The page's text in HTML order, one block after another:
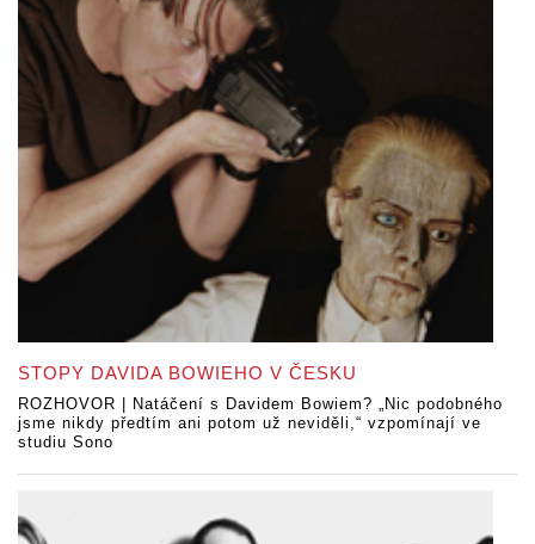
STOPY DAVIDA BOWIEHO V ČESKU
ROZHOVOR | Natáčení s Davidem Bowiem? „Nic podobného
jsme nikdy předtím ani potom už neviděli,“ vzpomínají ve
studiu Sono